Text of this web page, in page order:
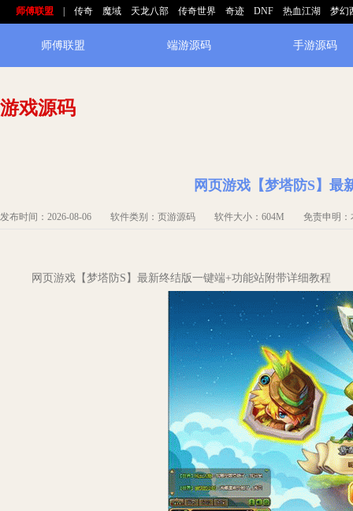
师傅联盟 传奇 魔域 天龙八部 传奇世界 奇迹 DNF 热血江湖 梦幻
师傅联盟 端游源码 手游源码
游戏源码
网页游戏【梦塔防S】最
发布时间：2026-08-06 软件类别：页游源码 软件大小：604M 免责申明：
网页游戏【梦塔防S】最新终结版一键端+功能站附带详细教程